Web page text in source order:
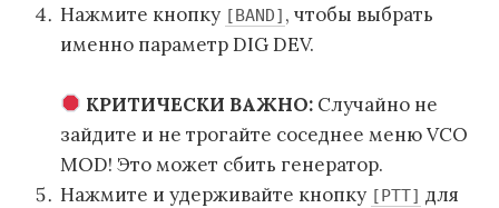
Нажмите кнопку [BAND] , чтобы выбрать
именно параметр DIG DEV.
КРИТИЧЕСКИ ВАЖНО: Случайно не
зайдите и не трогайте соседнее меню VCO
MOD! Это может сбить генератор.
Нажмите и удерживайте кнопку [PTT] для